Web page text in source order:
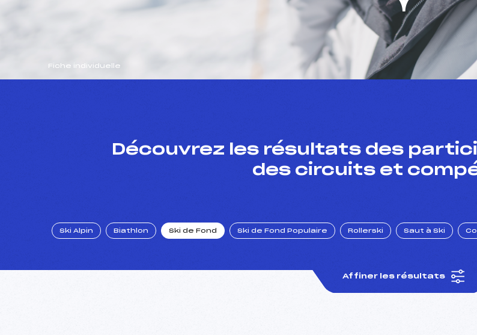
Fiche individuelle
Découvrez les résultats des
des circuits et
Ski Alpin Biathlon Ski de Fond Ski de Fond Populaire Rollerski Saut à Ski
Affiner les résultats